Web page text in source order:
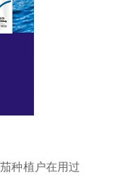
种植户在用过